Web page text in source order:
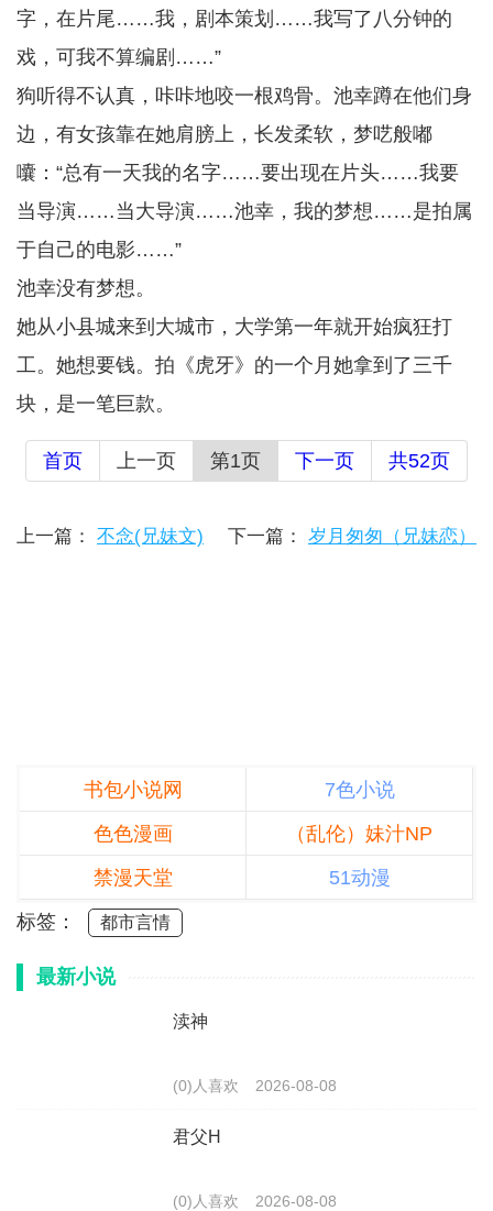
字，在片尾……我，剧本策划……我写了八分钟的
戏，可我不算编剧……”
狗听得不认真，咔咔地咬一根鸡骨。池幸蹲在他们身
边，有女孩靠在她肩膀上，长发柔软，梦呓般嘟
囔：“总有一天我的名字……要出现在片头……我要
当导演……当大导演……池幸，我的梦想……是拍属
于自己的电影……”
池幸没有梦想。
她从小县城来到大城市，大学第一年就开始疯狂打
工。她想要钱。拍《虎牙》的一个月她拿到了三千
块，是一笔巨款。
首页 上一页 第1页 下一页 共52页
上一篇： 不念(兄妹文) 下一篇： 岁月匆匆（兄妹恋）
书包小说网
7色小说
色色漫画
（乱伦）妹汁NP
禁漫天堂
51动漫
标签：
都市言情
最新小说
渎神
(0)人喜欢 2026-08-08
君父H
(0)人喜欢 2026-08-08